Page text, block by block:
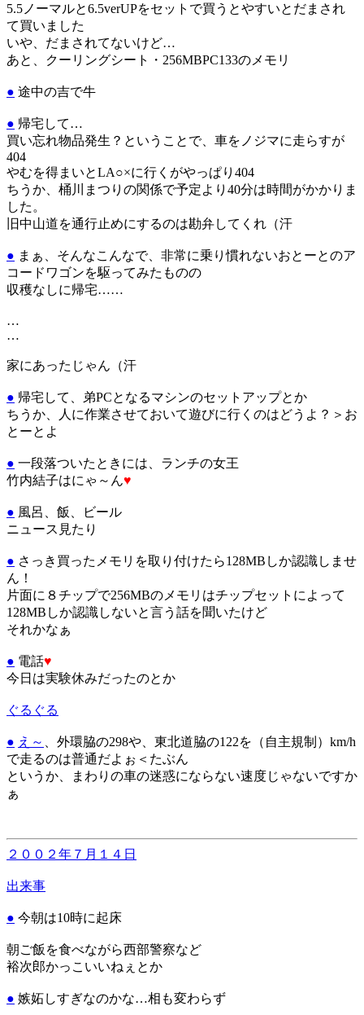
5.5ノーマルと6.5verUPをセットで買うとやすいとだまされ
て買いました
いや、だまされてないけど…
あと、クーリングシート・256MBPC133のメモリ
● 途中の吉で牛
● 帰宅して…
買い忘れ物品発生？ということで、車をノジマに走らすが
404
やむを得まいとLA○×に行くがやっぱり404
ちうか、桶川まつりの関係で予定より40分は時間がかかりま
した。
旧中山道を通行止めにするのは勘弁してくれ（汗
● まぁ、そんなこんなで、非常に乗り慣れないおとーとのア
コードワゴンを駆ってみたものの
収穫なしに帰宅……
…
…
家にあったじゃん（汗
● 帰宅して、弟PCとなるマシンのセットアップとか
ちうか、人に作業させておいて遊びに行くのはどうよ？＞お
とーとよ
● 一段落ついたときには、ランチの女王
竹内結子はにゃ～ん♥
● 風呂、飯、ビール
ニュース見たり
● さっき買ったメモリを取り付けたら128MBしか認識しませ
ん！
片面に８チップで256MBのメモリはチップセットによって
128MBしか認識しないと言う話を聞いたけど
それかなぁ
● 電話♥
今日は実験休みだったのとか
ぐるぐる
● え～
、外環脇の298や、東北道脇の122を（自主規制）km/h
で走るのは普通だよぉ＜たぶん
というか、まわりの車の迷惑にならない速度じゃないですか
ぁ
２００２年７月１４日
出来事
● 今朝は10時に起床
朝ご飯を食べながら西部警察など
裕次郎かっこいいねぇとか
● 嫉妬しすぎなのかな…相も変わらず